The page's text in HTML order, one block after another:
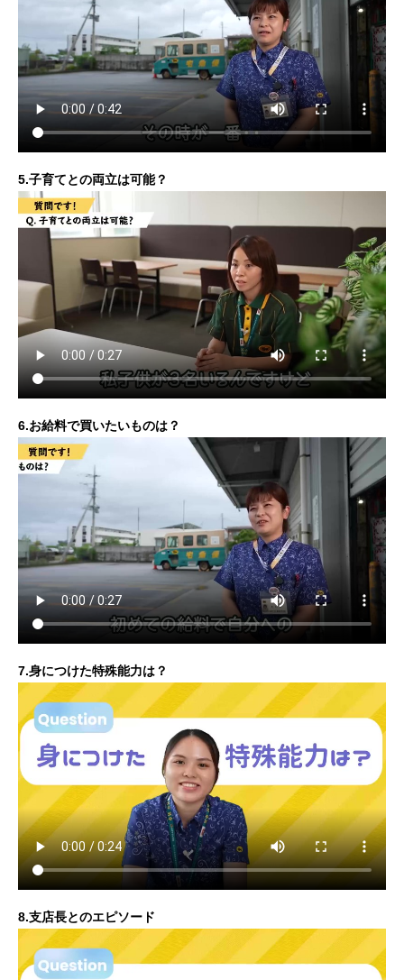
5.子育てとの両立は可能？
6.お給料で買いたいものは？
7.身につけた特殊能力は？
8.支店長とのエピソード